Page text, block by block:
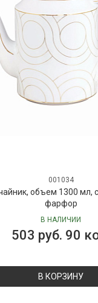
001034
объем 1300 мл,
фарфор
В НАЛИЧИИ
503 руб. 90
В КОРЗИНУ